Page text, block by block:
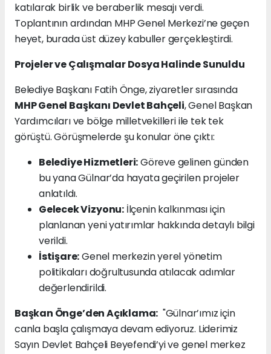
katılarak birlik ve beraberlik mesajı verdi.
Toplantının ardından MHP Genel Merkezi’ne geçen
heyet, burada üst düzey kabuller gerçekleştirdi.
Projeler ve Çalışmalar Dosya Halinde Sunuldu
Belediye Başkanı Fatih Önge, ziyaretler sırasında
MHP Genel Başkanı Devlet Bahçeli, Genel Başkan
Yardımcıları ve bölge milletvekilleri ile tek tek
görüştü. Görüşmelerde şu konular öne çıktı:
Belediye Hizmetleri:Göreve gelinen günden
bu yana Gülnar’da hayata geçirilen projeler
anlatıldı.
Gelecek Vizyonu:İlçenin kalkınması için
planlanan yeni yatırımlar hakkında detaylı bilgi
verildi.
İstişare:Genel merkezin yerel yönetim
politikaları doğrultusunda atılacak adımlar
değerlendirildi.
Başkan Önge’den Açıklama: "Gülnar’ımız için
canla başla çalışmaya devam ediyoruz. Liderimiz
Sayın Devlet Bahçeli Beyefendi’yi ve genel merkez